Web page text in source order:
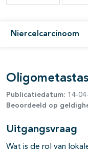
Niercelcarcinoom
open- en
open- en
open- en
Publicatiedatum: 14-
Beoordeeld op
Uitgangsvraag
Wat is de rol van